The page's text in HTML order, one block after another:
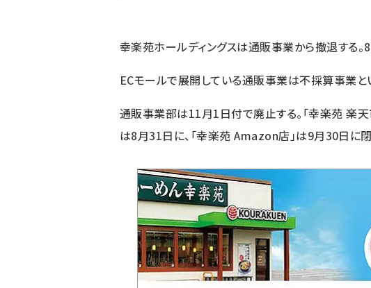
幸楽苑ホールディングスは通販事業から撤退する
ECモールで展開している通販事業は不採算事業と
通販事業部は11月1日付で廃止する。「幸楽苑 楽天
は8月31日に、「幸楽苑 Amazon店」は9月30日に閉